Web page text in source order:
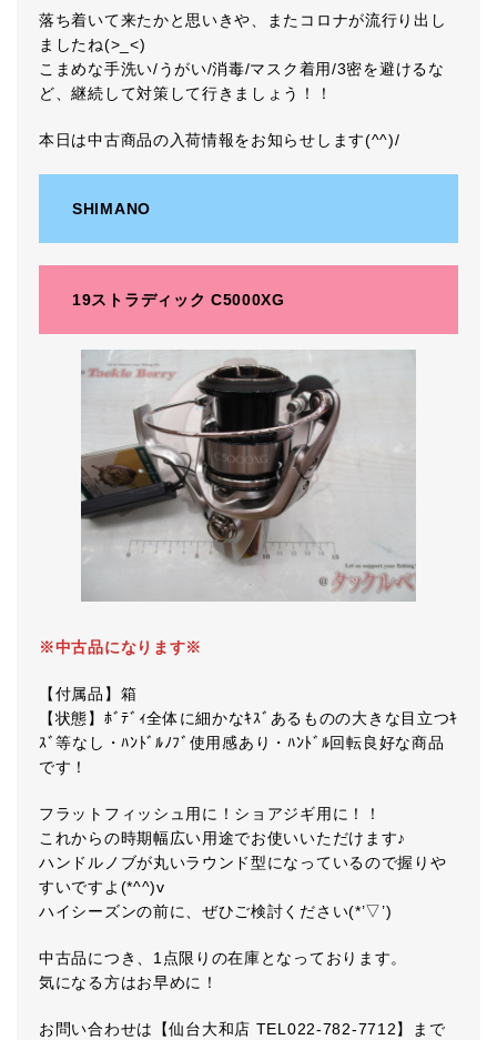
落ち着いて来たかと思いきや、またコロナが流行り出し
ましたね(>_<)
こまめな手洗い/うがい/消毒/マスク着用/3密を避けるな
ど、継続して対策して行きましょう！！
本日は中古商品の入荷情報をお知らせします(^^)/
SHIMANO
19ストラディック C5000XG
※中古品になります※
【付属品】箱
【状態】ﾎﾞﾃﾞｨ全体に細かなｷｽﾞあるものの大きな目立つｷ
ｽﾞ等なし・ﾊﾝﾄﾞﾙﾉﾌﾞ使用感あり・ﾊﾝﾄﾞﾙ回転良好な商品
です！
フラットフィッシュ用に！ショアジギ用に！！
これからの時期幅広い用途でお使いいただけます♪
ハンドルノブが丸いラウンド型になっているので握りや
すいですよ(*^^)v
ハイシーズンの前に、ぜひご検討ください(*’▽’)
中古品につき、1点限りの在庫となっております。
気になる方はお早めに！
お問い合わせは【仙台大和店 TEL022-782-7712】まで